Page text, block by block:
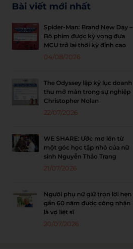
Bài viết mới nhất
Spider-Man: Brand New Day –
Bộ phim được kỳ vọng đưa
MCU trở lại thời kỳ đỉnh cao
04/08/2026
The Odyssey lập kỷ lục doanh
thu mở màn trong sự nghiệp
Christopher Nolan
22/07/2026
WE SHARE: Ước mơ lớn từ
một góc học tập nhỏ của nữ
sinh Nguyễn Thảo Trang
21/07/2026
Người phụ nữ giữ trọn lời hẹn
gần 60 năm được công nhận
là vợ liệt sĩ
20/07/2026